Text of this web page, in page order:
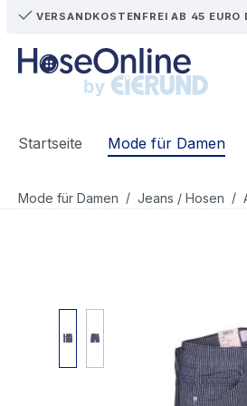
Hauptinhalt springen
Zur Suche springen
Zur Hauptnavigation springen
VERSANDKOSTENFREI AB 45 EURO
Startseite Mode für Damen
Mode für Damen / Jeans / Hosen /